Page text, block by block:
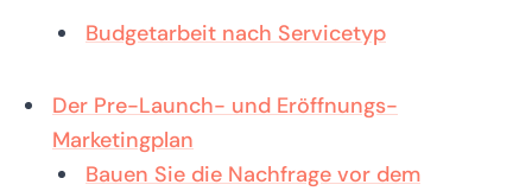
Budgetarbeit nach Servicetyp
Der Pre-Launch- und Eröffnungs-
Marketingplan
Bauen Sie die Nachfrage vor dem